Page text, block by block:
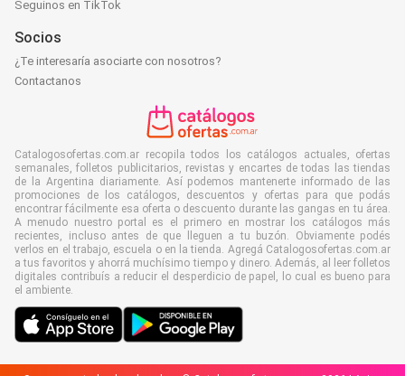
Seguinos en TikTok
Socios
¿Te interesaría asociarte con nosotros?
Contactanos
Catalogosofertas.com.ar recopila todos los catálogos actuales, ofertas
semanales, folletos publicitarios, revistas y encartes de todas las tiendas
de la Argentina diariamente. Así podemos mantenerte informado de las
promociones de los catálogos, descuentos y ofertas para que podás
encontrar fácilmente esa oferta o descuento durante las gangas en tu área.
A menudo nuestro portal es el primero en mostrar los catálogos más
recientes, incluso antes de que lleguen a tu buzón. Obviamente podés
verlos en el trabajo, escuela o en la tienda. Agregá Catalogosofertas.com.ar
a tus favoritos y ahorrá muchísimo tiempo y dinero. Además, al leer folletos
digitales contribuís a reducir el desperdicio de papel, lo cual es bueno para
el ambiente.